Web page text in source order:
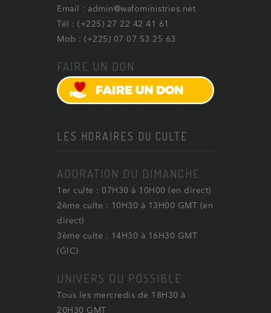
Email : admin@wafoministries.net
Tél : (+225) 27 22 42 41 61
Mob : (+225) 07 07 53 25 63
FAIRE UN DON
LES HORAIRES DU CULTE
ADORATION DU DIMANCHE
1er culte : 07H30 à 10H00 (en direct)
2ème culte : 10H30 à 13H00 GMT (en
direct)
3ème culte : 14H30 à 16H30 GMT
(GIC)
UNIVERS DU POSSIBLE
Tous les mercredis de 18H30 à
20H30 GMT